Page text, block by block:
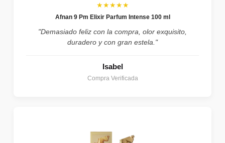
★★★★★
Afnan 9 Pm Elixir Parfum Intense 100 ml
"Demasiado feliz con la compra, olor exquisito,
duradero y con gran estela."
Isabel
Compra Verificada